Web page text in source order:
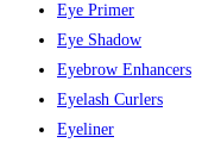
Eye Primer
Eye Shadow
Eyebrow Enhancers
Eyelash Curlers
Eyeliner